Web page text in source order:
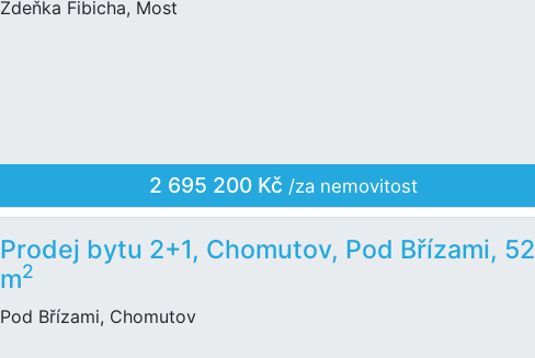
Zdeňka Fibicha, Most
2 695 200 Kč /za nemovitost
Prodej bytu 2+1, Chomutov, Pod Břízami, 52
m2
Pod Břízami, Chomutov